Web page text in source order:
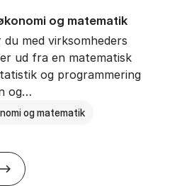
og ma­te­ma­tik
med virksomheders
ud fra en matematisk
og programmering
og…
og matematik
HA(mat.) - erhvervs­økonomi og